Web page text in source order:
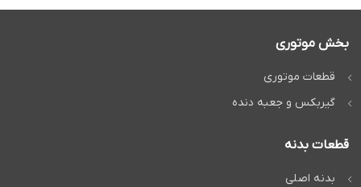
بخش موتوری
قطعات موتوری
گیربکس و جعبه دنده
قطعات بدنه
بدنه اصلی